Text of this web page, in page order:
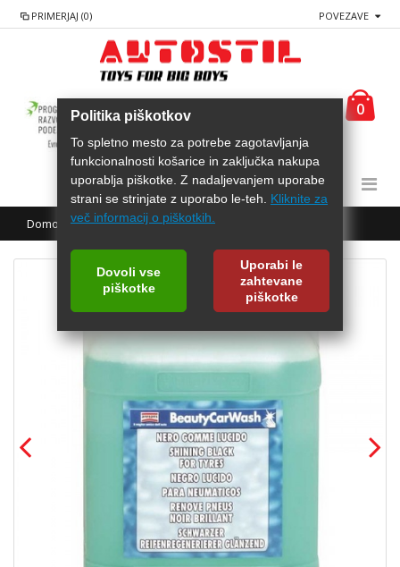
Politika piškotkov
To spletno mesto za potrebe zagotavljanja
funkcionalnosti košarice in zaključka nakupa
uporablja piškotke. Z nadaljevanjem uporabe
strani se strinjate z uporabo le-teh. Kliknite za
več informacij o piškotkih.
Dovoli vse
piškotke
Uporabi le
zahtevane
piškotke
PRIMERJAJ (0) POVEZAVE
0
Domov AREXONS Sredstvo za počrnitev gum 5L